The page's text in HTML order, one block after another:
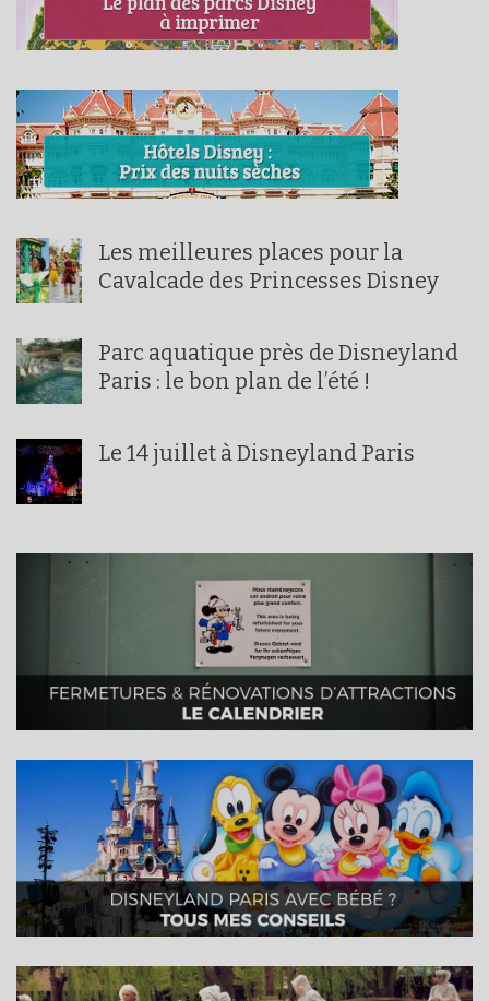
Les meilleures places pour la
Cavalcade des Princesses Disney
Parc aquatique près de Disneyland
Paris : le bon plan de l’été !
Le 14 juillet à Disneyland Paris